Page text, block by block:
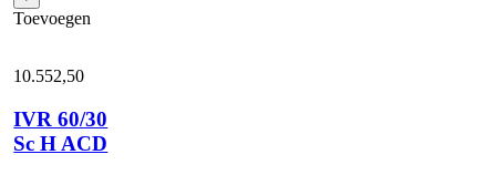
Sc
M
aantal
Toevoegen
10.552,50
IVR 60/30
Sc H ACD